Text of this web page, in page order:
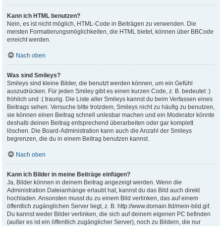
Kann ich HTML benutzen?
Nein, es ist nicht möglich, HTML-Code in Beiträgen zu verwenden. Die
meisten Formatierungsmöglichkeiten, die HTML bietet, können über BBCode
erreicht werden.
Nach oben
Was sind Smileys?
Smileys sind kleine Bilder, die benutzt werden können, um ein Gefühl
auszudrücken. Für jeden Smiley gibt es einen kurzen Code, z. B. bedeutet :)
fröhlich und :( traurig. Die Liste aller Smileys kannst du beim Verfassen eines
Beitrags sehen. Versuche bitte trotzdem, Smileys nicht zu häufig zu benutzen,
sie können einen Beitrag schnell unlesbar machen und ein Moderator könnte
deshalb deinen Beitrag entsprechend überarbeiten oder gar komplett
löschen. Die Board-Administration kann auch die Anzahl der Smileys
begrenzen, die du in einem Beitrag benutzen kannst.
Nach oben
Kann ich Bilder in meine Beiträge einfügen?
Ja, Bilder können in deinem Beitrag angezeigt werden. Wenn die
Administration Dateianhänge erlaubt hat, kannst du das Bild auch direkt
hochladen. Ansonsten musst du zu einem Bild verlinken, das auf einem
öffentlich zugänglichen Server liegt, z. B. http://www.domain.tld/mein-bild.gif.
Du kannst weder Bilder verlinken, die sich auf deinem eigenen PC befinden
(außer es ist ein öffentlich zugänglicher Server), noch zu Bildern, die nur